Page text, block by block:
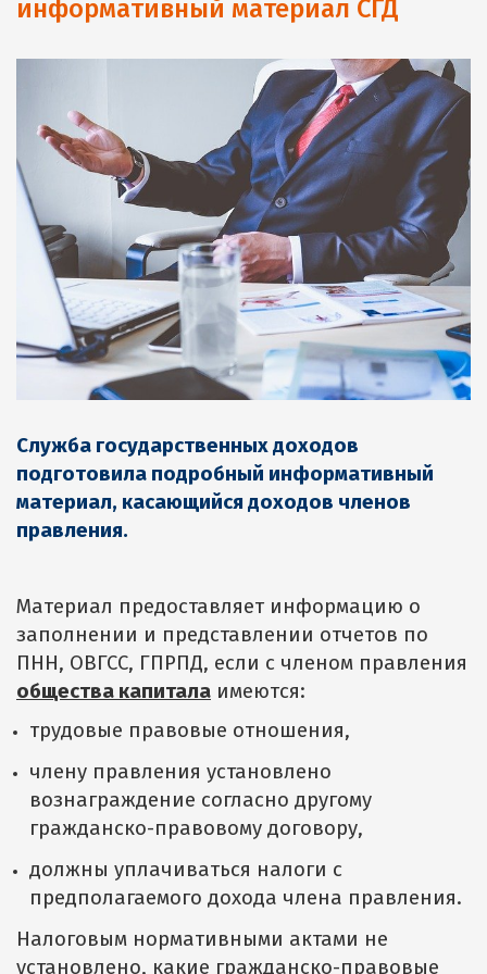
информативный материал СГД
Служба государственных доходов
подготовила подробный информативный
материал, касающийся доходов членов
правления.
Материал предоставляет информацию о
заполнении и представлении отчетов по
ПНН, ОВГСС, ГПРПД, если с членом правления
общества капитала имеются:
трудовые правовые отношения,
члену правления установлено
вознаграждение согласно другому
гражданско-правовому договору,
должны уплачиваться налоги с
предполагаемого дохода члена правления.
Налоговым нормативными актами не
установлено, какие гражданско-правовые